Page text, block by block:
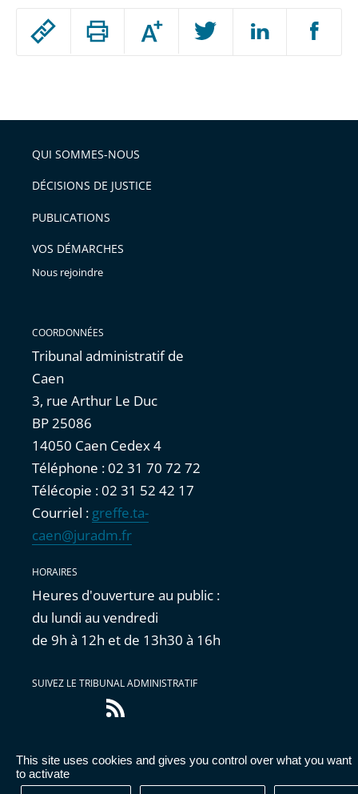
This site uses cookies and gives you control over what you want
to activate
Passer
arriver
après
Augmenter
ou
l'article
pour
avant
QUI SOMMES-NOUS
DÉCISIONS DE JUSTICE
PUBLICATIONS
VOS DÉMARCHES
Nous rejoindre
COORDONNÉES
Tribunal administratif de
Caen
3, rue Arthur Le Duc
BP 25086
14050 Caen Cedex 4
Téléphone : 02 31 70 72 72
Télécopie : 02 31 52 42 17
Courriel : greffe.ta-
caen@juradm.fr
HORAIRES
Heures d'ouverture au public :
du lundi au vendredi
de 9h à 12h et de 13h30 à 16h
SUIVEZ LE TRIBUNAL ADMINISTRATIF
Flux
RSS
Accessibilité : partiellement conforme
Mentions